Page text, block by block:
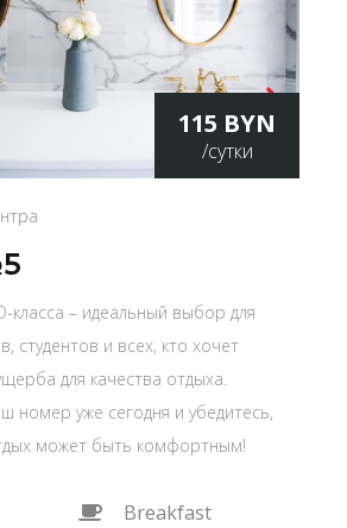
115 BYN
/сутки
класса – идеальный выбор для
студентов и всех, кто хочет
для качества отдыха.
номер уже сегодня и убедитесь,
может быть комфортным!
Breakfast